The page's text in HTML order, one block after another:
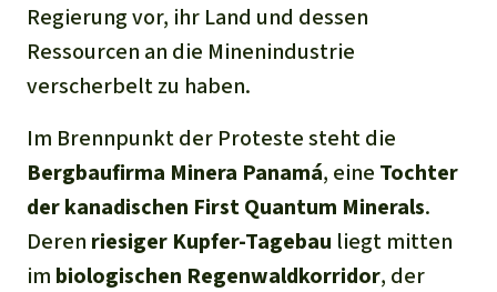
Regierung vor, ihr Land und dessen
Ressourcen an die Minenindustrie
verscherbelt zu haben.
Im Brennpunkt der Proteste steht die
Bergbaufirma Minera Panamá, eine Tochter
der kanadischen First Quantum Minerals.
Deren riesiger Kupfer-Tagebau liegt mitten
im biologischen Regenwaldkorridor, der